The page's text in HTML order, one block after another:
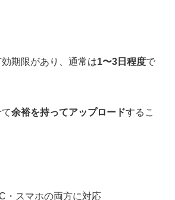
期限があり、通常は1〜3日程度で
て余裕を持ってアップロードするこ
・スマホの両方に対応